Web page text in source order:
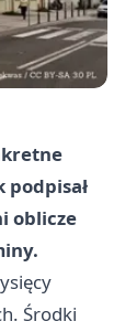
podpisał
oblicze
Środki